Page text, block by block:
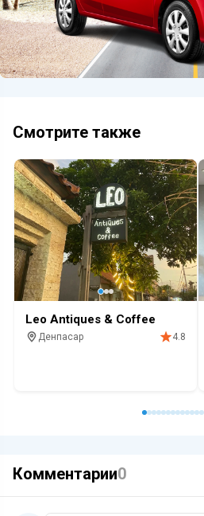
Смотрите также
Leo Antiques & Coffee
Денпасар
4.8
Комментарии0